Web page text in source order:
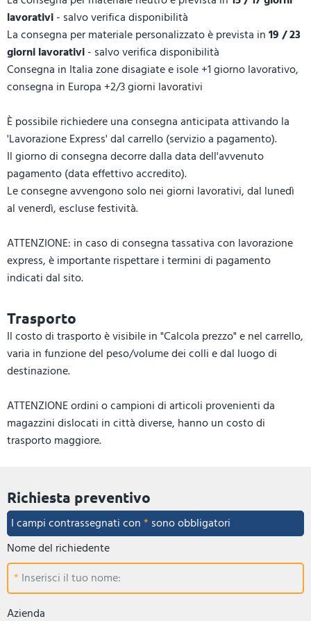
lavorativi- salvo verifica disponibilità
La consegna per materiale personalizzato è prevista in19 / 23
giorni lavorativi- salvo verifica disponibilità
Consegna in Italia zone disagiate e isole +1 giorno lavorativo,
consegna in Europa +2/3 giorni lavorativi
È possibile richiedere una consegna anticipata attivando la
'Lavorazione Express' dal carrello (servizio a pagamento).
Il giorno di consegna decorre dalla data dell'avvenuto
pagamento (data effettivo accredito).
Le consegne avvengono solo nei giorni lavorativi, dal lunedì
al venerdì, escluse festività.
ATTENZIONE: in caso di consegna tassativa con lavorazione
express, è importante rispettare i termini di pagamento
indicati dal sito.
Trasporto
Il costo di trasporto è visibile in "Calcola prezzo" e nel carrello,
varia in funzione del peso/volume dei colli e dal luogo di
destinazione.
ATTENZIONE ordini o campioni di articoli provenienti da
magazzini dislocati in città diverse, hanno un costo di
trasporto maggiore.
Richiesta preventivo
I campi contrassegnati con* sono obbligatori
Nome del richiedente
Inserisci il tuo nome:
Azienda